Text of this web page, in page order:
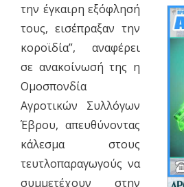
την έγκαιρη εξόφλησή
τους, εισέπραξαν την
κοροϊδία”, αναφέρει
σε ανακοίνωσή της η
Ομοσπονδία
Αγροτικών Συλλόγων
Έβρου, απευθύνοντας
κάλεσμα στους
τευτλοπαραγωγούς να
συμμετέχουν στην